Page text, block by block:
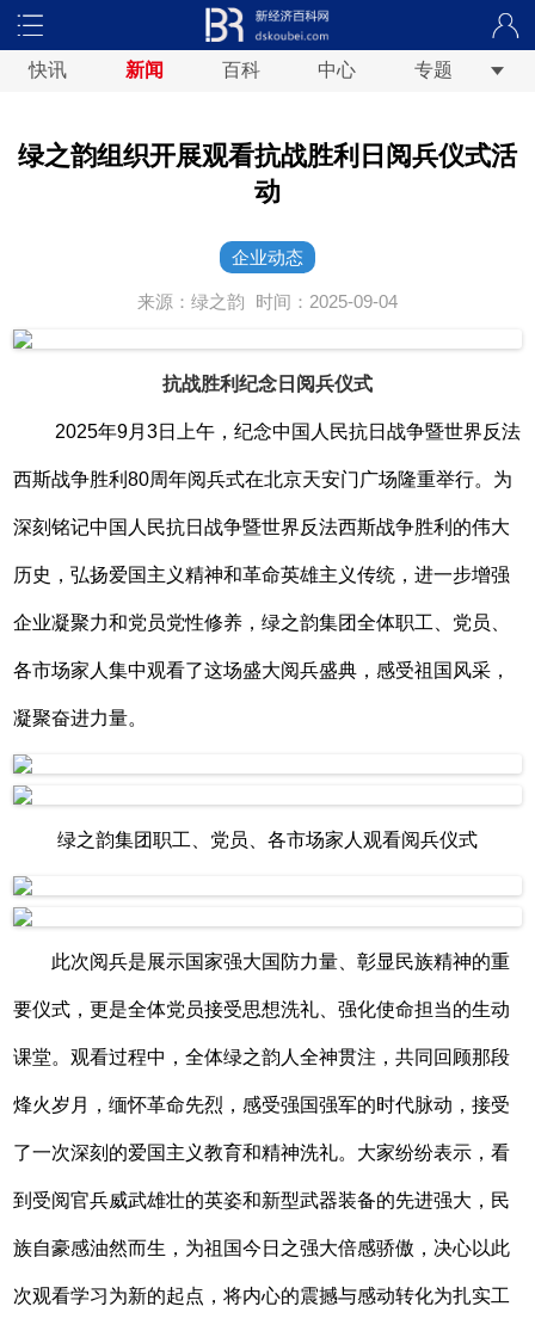
快讯 新闻 百科 中心 专题
绿之韵组织开展观看抗战胜利日阅兵仪式活
动
企业动态
来源：绿之韵 时间：2025-09-04
抗战胜利纪念日阅兵仪式
2025年9月3日上午，纪念中国人民抗日战争暨世界反法
西斯战争胜利80周年阅兵式在北京天安门广场隆重举行。为
深刻铭记中国人民抗日战争暨世界反法西斯战争胜利的伟大
历史，弘扬爱国主义精神和革命英雄主义传统，进一步增强
企业凝聚力和党员党性修养，绿之韵集团全体职工、党员、
各市场家人集中观看了这场盛大阅兵盛典，感受祖国风采，
凝聚奋进力量。
绿之韵集团职工、党员、各市场家人观看阅兵仪式
此次阅兵是展示国家强大国防力量、彰显民族精神的重
要仪式，更是全体党员接受思想洗礼、强化使命担当的生动
课堂。观看过程中，全体绿之韵人全神贯注，共同回顾那段
烽火岁月，缅怀革命先烈，感受强国强军的时代脉动，接受
了一次深刻的爱国主义教育和精神洗礼。大家纷纷表示，看
到受阅官兵威武雄壮的英姿和新型武器装备的先进强大，民
族自豪感油然而生，为祖国今日之强大倍感骄傲，决心以此
次观看学习为新的起点，将内心的震撼与感动转化为扎实工